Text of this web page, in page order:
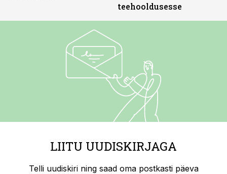
teehooldusesse
LIITU UUDISKIRJAGA
Telli uudiskiri ning saad oma postkasti päeva